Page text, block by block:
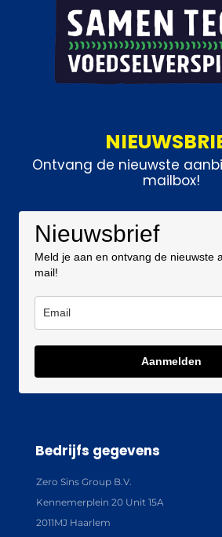
Ontvang de nieuwste
mailbox!
Nieuwsbrief
Meld je aan en ontvang de nieuwste
mail!
Aanmelden
Bedrijfs gegevens
Zero Sins Group B.V.
Kennemerplein 20 Unit 15A
2011MJ Haarlem